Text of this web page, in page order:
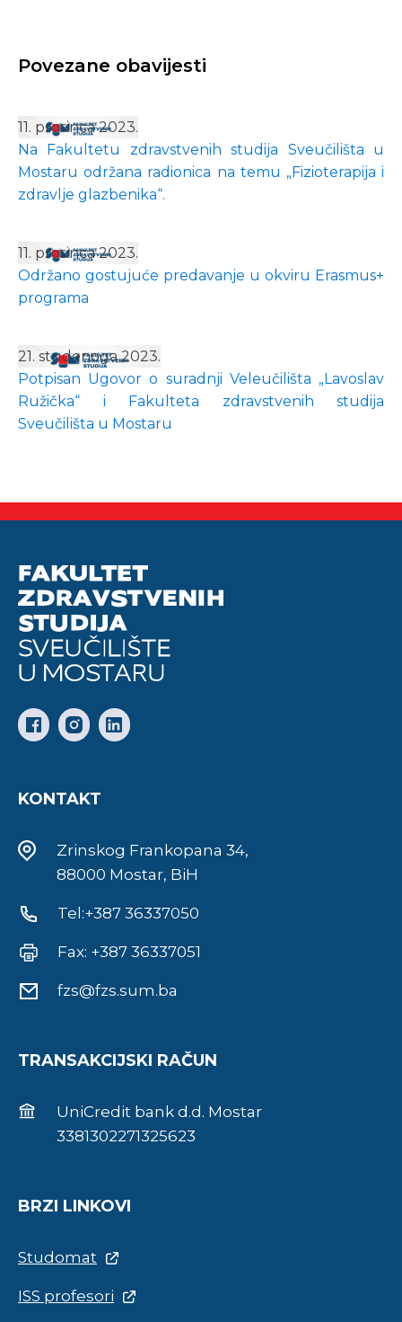
Povezane obavijesti
11. prosinca 2023.
Na Fakultetu zdravstvenih studija Sveučilišta u
Mostaru održana radionica na temu „Fizioterapija i
zdravlje glazbenika“.
11. prosinca 2023.
Održano gostujuće predavanje u okviru Erasmus+
programa
21. studenoga 2023.
Potpisan Ugovor o suradnji Veleučilišta „Lavoslav
Ružička“ i Fakulteta zdravstvenih studija
Sveučilišta u Mostaru
KONTAKT
Zrinskog Frankopana 34,
88000 Mostar, BiH
Tel:+387 36337050
Fax: +387 36337051
fzs@fzs.sum.ba
TRANSAKCIJSKI RAČUN
UniCredit bank d.d. Mostar
3381302271325623
BRZI LINKOVI
Studomat
ISS profesori